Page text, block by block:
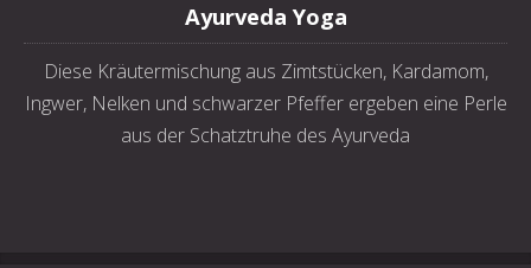
Ayurveda Yoga
Diese Kräutermischung aus Zimtstücken, Kardamom,
Ingwer, Nelken und schwarzer Pfeffer ergeben eine Perle
aus der Schatztruhe des Ayurveda